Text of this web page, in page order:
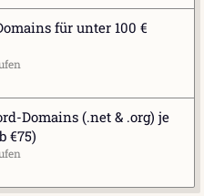
für unter 100 €
Domains (.net & .org) je
€75)